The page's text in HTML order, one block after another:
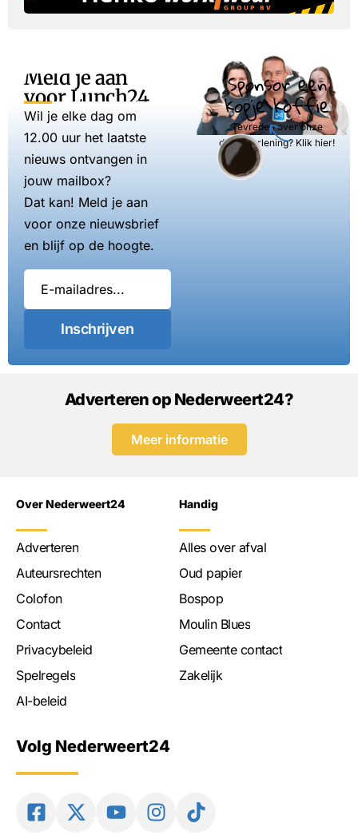
Meld je aan
voor Lunch24
Wil je elke dag om
12.00 uur het laatste
nieuws ontvangen in
jouw mailbox?
Dat kan! Meld je aan
voor onze nieuwsbrief
en blijf op de hoogte.
Inschrijven
Sponsor een
kopje koffie
Tevreden over onze
dienstverlening? Klik hier!
Adverteren op Nederweert24?
Meer informatie
Over Nederweert24
Adverteren
Auteursrechten
Colofon
Contact
Privacybeleid
Spelregels
AI-beleid
Handig
Alles over afval
Oud papier
Bospop
Moulin Blues
Gemeente contact
Zakelijk
Volg Nederweert24